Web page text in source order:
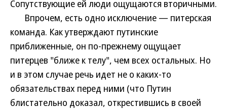
Сопутствующие ей люди ощущаются вторичными.
Впрочем, есть одно исключение — питерская
команда. Как утверждают путинские
приближенные, он по-прежнему ощущает
питерцев "ближе к телу", чем всех остальных. Но
и в этом случае речь идет не о каких-то
обязательствах перед ними (что Путин
блистательно доказал, открестившись в своей